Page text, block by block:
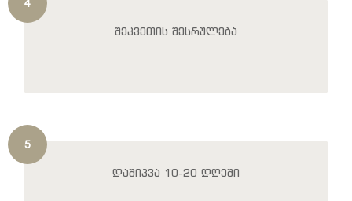
4
შეკვეთის შესრულება
5
დაშიპვა 10-20 დღეში